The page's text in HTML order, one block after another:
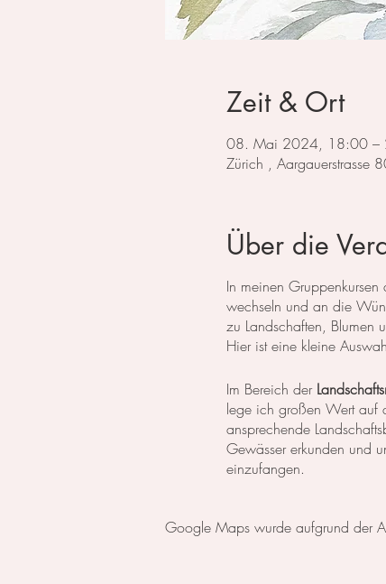
Zeit & Ort
08. Mai 2024, 18:00 –
Zürich ,
Über die
In meinen
wechseln und an die
zu Landschaften, Blumen
Hier ist eine kleine
Im Bereich der
lege ich großen Wert auf
ansprechende
Gewässer erkunden und
einzufangen.
erlernen die notwendigen
Google Maps wurde aufgrund der